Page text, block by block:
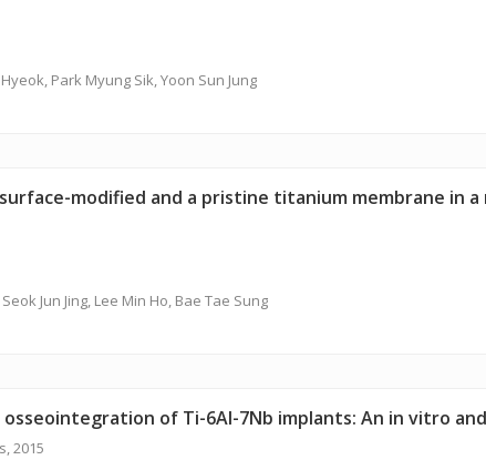
Park Myung Sik, Yoon Sun Jung
modified and a pristine titanium membrane in a
Jun Jing, Lee Min Ho, Bae Tae Sung
of Ti-6Al-7Nb implants: An in vitro
2015